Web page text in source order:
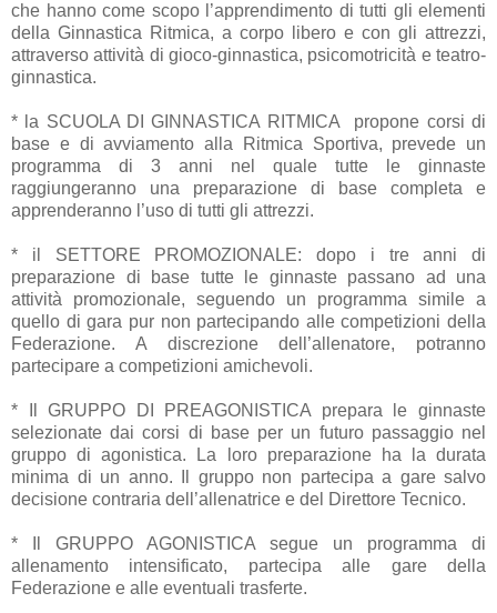
che hanno come scopo l’apprendimento di tutti gli elementi
della Ginnastica Ritmica, a corpo libero e con gli attrezzi,
attraverso attività di gioco-ginnastica, psicomotricità e teatro-
ginnastica.
* la SCUOLA DI GINNASTICA RITMICA propone corsi di
base e di avviamento alla Ritmica Sportiva, prevede un
programma di 3 anni nel quale tutte le ginnaste
raggiungeranno una preparazione di base completa e
apprenderanno l’uso di tutti gli attrezzi.
* il SETTORE PROMOZIONALE: dopo i tre anni di
preparazione di base tutte le ginnaste passano ad una
attività promozionale, seguendo un programma simile a
quello di gara pur non partecipando alle competizioni della
Federazione. A discrezione dell’allenatore, potranno
partecipare a competizioni amichevoli.
* Il GRUPPO DI PREAGONISTICA prepara le ginnaste
selezionate dai corsi di base per un futuro passaggio nel
gruppo di agonistica. La loro preparazione ha la durata
minima di un anno. Il gruppo non partecipa a gare salvo
decisione contraria dell’allenatrice e del Direttore Tecnico.
* Il GRUPPO AGONISTICA segue un programma di
allenamento intensificato, partecipa alle gare della
Federazione e alle eventuali trasferte.